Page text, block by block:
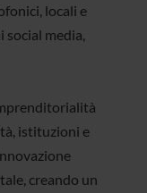
locali e
media,
istituzioni e
creando un